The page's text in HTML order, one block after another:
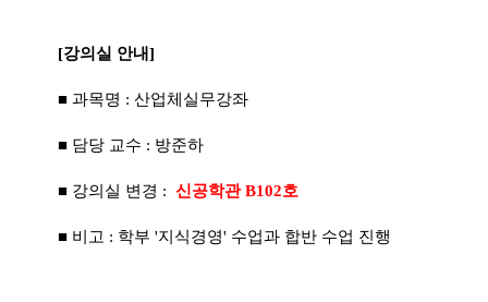
[강의실 안내]
■ 과목명 : 산업체실무강좌
■ 담당 교수 : 방준하
■ 강의실 변경 : 신공학관 B102호
■ 비고 : 학부 '지식경영' 수업과 합반 수업 진행